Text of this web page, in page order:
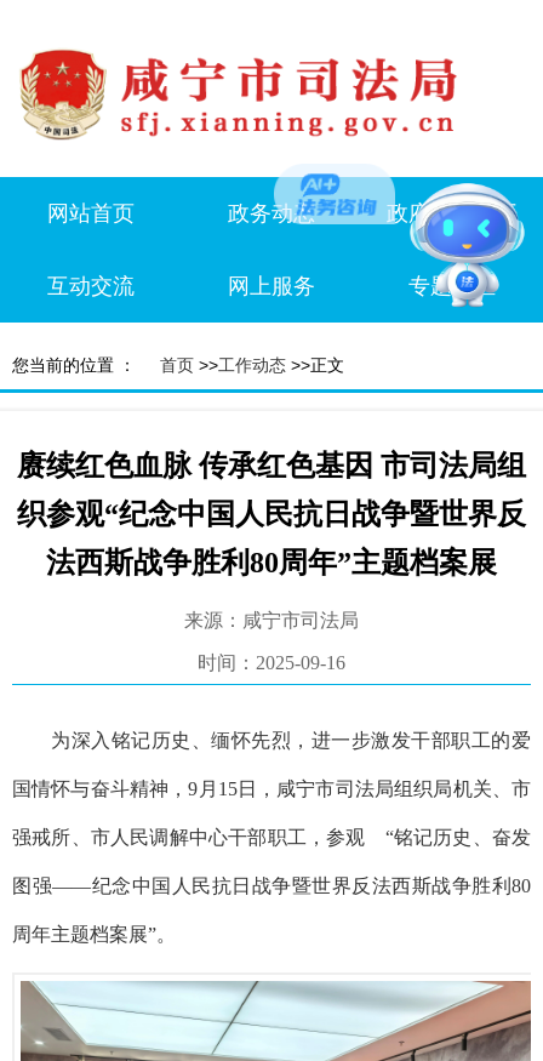
网站首页 政务动态 政府信息公开
互动交流 网上服务 专题专栏
您当前的位置 ： 首页 >>工作动态 >>正文
赓续红色血脉 传承红色基因 市司法局组
织参观“纪念中国人民抗日战争暨世界反
法西斯战争胜利80周年”主题档案展
来源：咸宁市司法局
时间：2025-09-16
为深入铭记历史、缅怀先烈，进一步激发干部职工的爱
国情怀与奋斗精神，9月15日，咸宁市司法局组织局机关、市
强戒所、市人民调解中心干部职工，参观 “铭记历史、奋发
图强——纪念中国人民抗日战争暨世界反法西斯战争胜利80
周年主题档案展”。